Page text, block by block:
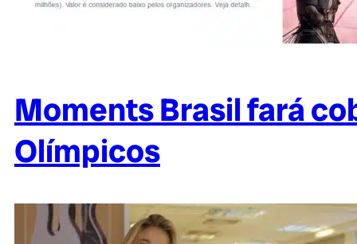
Moments Brasil fará
Olímpicos